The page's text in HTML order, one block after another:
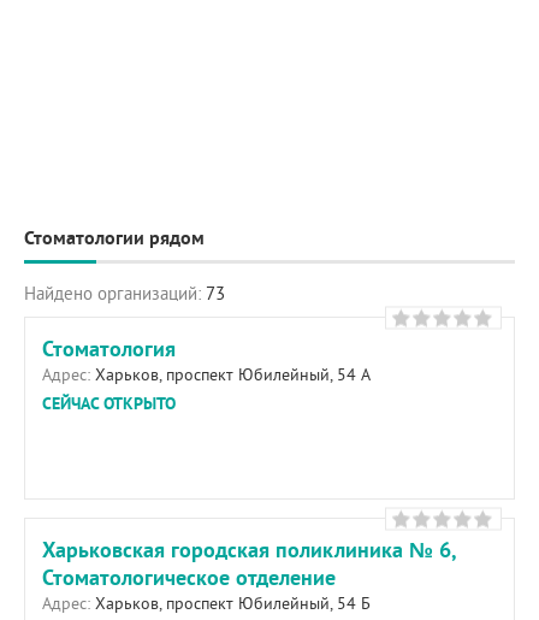
Стоматологии рядом
Найдено организаций: 73
Стоматология
Адрес: Харьков, проспект Юбилейный, 54 А
СЕЙЧАС ОТКРЫТО
Харьковская городская поликлиника № 6,
Стоматологическое отделение
Адрес: Харьков, проспект Юбилейный, 54 Б